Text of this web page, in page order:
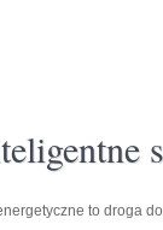
to droga